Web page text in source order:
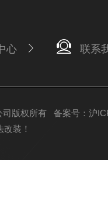
心 联系
司版权所有 备案号：沪
装！